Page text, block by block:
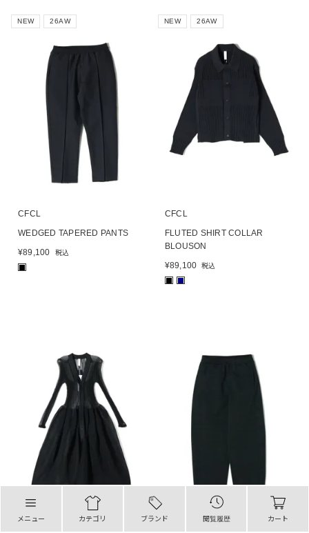
メニュー カテゴリ ブランド 閲覧履歴 カート
NEW 26AW
CFCL
WEDGED TAPERED PANTS
¥89,100 税込
■
NEW 26AW
CFCL
FLUTED SHIRT COLLAR
BLOUSON
¥89,100 税込
■ ■